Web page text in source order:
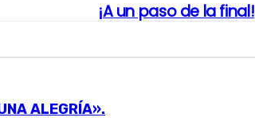
¡A un paso de la final!
ALEGRÍA».